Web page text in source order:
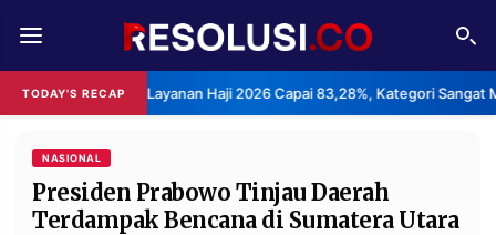
TODAY'S RECAP
Layanan Haji 2026 Capai 83,28%, Kategori Sangat
REDAKSI TENTANG
RESOLUSI IKLAN
RUBRIKASI
NASIONAL
Presiden Prabowo Tinjau Daerah
Terdampak Bencana di Sumatera Utara